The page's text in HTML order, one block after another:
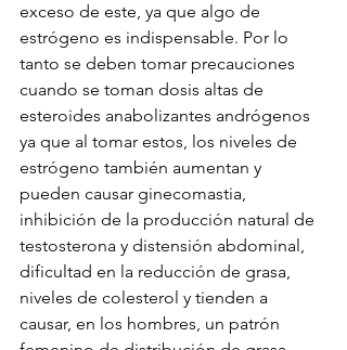
exceso de este, ya que algo de
estrógeno es indispensable. Por lo
tanto se deben tomar precauciones
cuando se toman dosis altas de
esteroides anabolizantes andrógenos
ya que al tomar estos, los niveles de
estrógeno también aumentan y
pueden causar ginecomastia,
inhibición de la producción natural de
testosterona y distensión abdominal,
dificultad en la reducción de grasa,
niveles de colesterol y tienden a
causar, en los hombres, un patrón